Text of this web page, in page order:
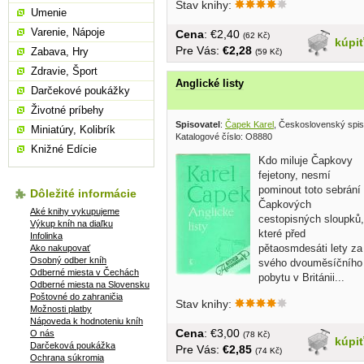
Stav knihy:
kúpiť
Cena: €2,40 (62 Kč)
Pre Vás: €2,28 (59 Kč)
Anglické listy
Spisovatel : Čapek Karel , Československý
Katalogové číslo: O8880
Kdo miluje Čapkovy
fejetony, nesmí
pominout toto sebrání
Čapkových
cestopisných sloupků,
které před
pětaosmdesáti lety za
svého dvouměsíčního
pobytu v Británii...
Stav knihy:
kúpiť
Cena: €3,00 (78 Kč)
Pre Vás: €2,85 (74 Kč)
Umenie
Varenie, Nápoje
Zabava, Hry
Zdravie, Šport
Darčekové poukážky
Životné príbehy
Miniatúry, Kolibrík
Knižné Edície
Dôležité informácie
Aké knihy vykupujeme
Výkup kníh na diaľku
Infolinka
Ako nakupovať
Osobný odber kníh
Odberné miesta v Čechách
Odberné miesta na Slovensku
Poštovné do zahraničia
Možnosti platby
Nápoveda k hodnoteniu kníh
O nás
Darčeková poukážka
Ochrana súkromia